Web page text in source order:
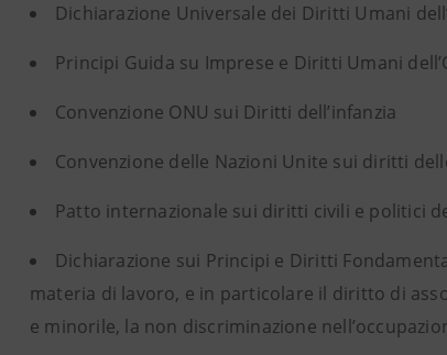
Dichiarazione Universale dei Diritti Umani
Principi Guida su Imprese e Diritti Umani
Convenzione ONU sui Diritti dell’infanzia
Convenzione delle Nazioni Unite sui diritti
Patto internazionale sui diritti civili e politici
Dichiarazione sui Principi e Diritti
materia di lavoro, e in particolare il diritto di
e minorile, la non discriminazione